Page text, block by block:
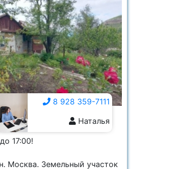
8 928 359-7111
Наталья
8 928 359-7111
17:00!
Москва. Земельный участок